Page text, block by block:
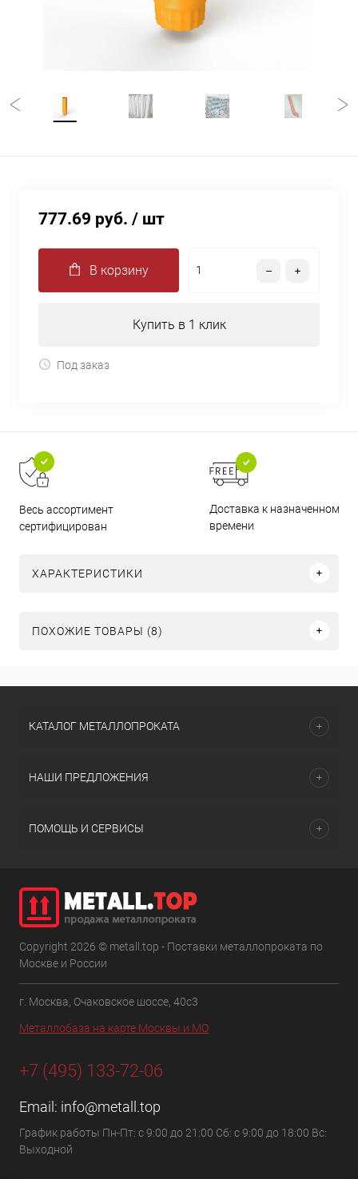
777.69 руб. / шт
В корзину
Купить в 1 клик
Под заказ
Весь ассортимент
сертифицирован
Доставка к назначенному
времени
ХАРАКТЕРИСТИКИ
ПОХОЖИЕ ТОВАРЫ (8)
КАТАЛОГ МЕТАЛЛОПРОКАТА
НАШИ ПРЕДЛОЖЕНИЯ
ПОМОЩЬ И СЕРВИСЫ
Copyright 2026 © metall.top - Поставки металлопроката по
Москве и России
г. Москва, Очаковское шоссе, 40с3
Металлобаза на карте Москвы и МО
+7 (495) 133-72-06
Email: info@metall.top
График работы Пн-Пт: с 9:00 до 21:00 Сб: с 9:00 до 18:00 Вс:
Выходной